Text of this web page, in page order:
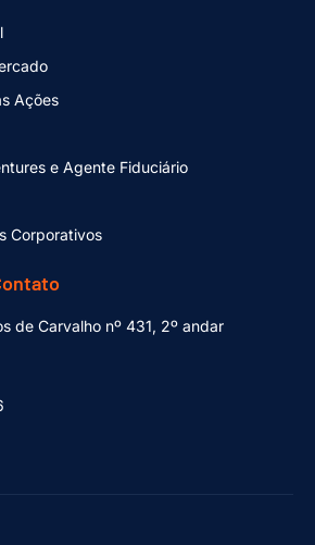
Ações
e Agente Fiduciário
Corporativos
de Carvalho nº 431, 2º andar